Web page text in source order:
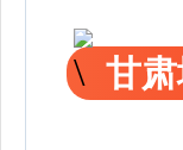
甘